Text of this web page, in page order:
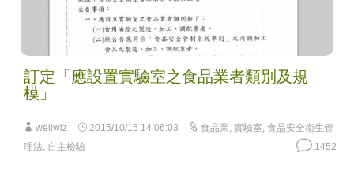
訂定「應設置實驗室之食品業者類別及規
模」
wellwiz 2015/10/15 14:06:03 食品業, 實驗室, 食品安全衛生管
理法, 自主檢驗 1452